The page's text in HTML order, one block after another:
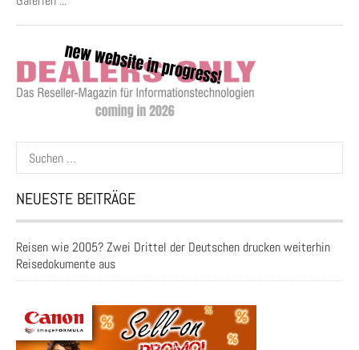
Suchen
nach:
NEUESTE BEITRÄGE
Reisen wie 2005? Zwei Drittel der Deutschen drucken weiterhin
Reisedokumente aus